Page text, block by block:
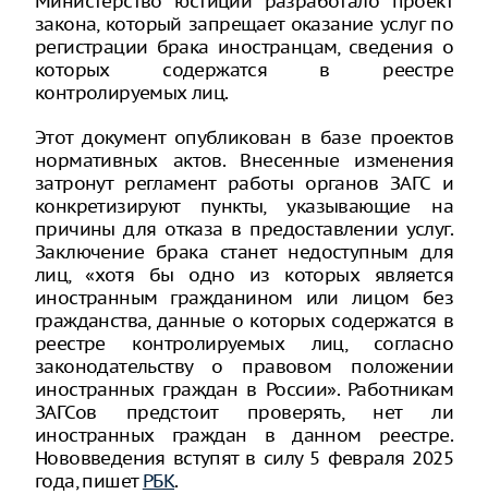
закона, который запрещает оказание услуг по
регистрации брака иностранцам, сведения о
которых содержатся в реестре
контролируемых лиц.
Этот документ опубликован в базе проектов
нормативных актов. Внесенные изменения
затронут регламент работы органов ЗАГС и
конкретизируют пункты, указывающие на
причины для отказа в предоставлении услуг.
Заключение брака станет недоступным для
лиц, «хотя бы одно из которых является
иностранным гражданином или лицом без
гражданства, данные о которых содержатся в
реестре контролируемых лиц, согласно
законодательству о правовом положении
иностранных граждан в России». Работникам
ЗАГСов предстоит проверять, нет ли
иностранных граждан в данном реестре.
Нововведения вступят в силу 5 февраля 2025
года, пишетРБК.